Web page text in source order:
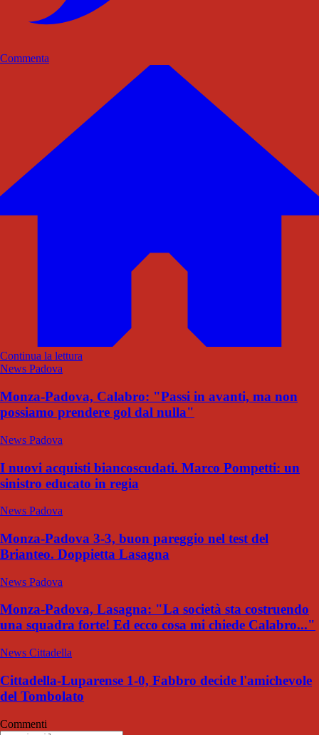
Commenta
Continua la lettura
News Padova
Monza-Padova, Calabro: "Passi in avanti, ma non
possiamo prendere gol dal nulla"
News Padova
I nuovi acquisti biancoscudati. Marco Pompetti: un
sinistro educato in regia
News Padova
Monza-Padova 3-3, buon pareggio nel test del
Brianteo. Doppietta Lasagna
News Padova
Monza-Padova, Lasagna: "La società sta costruendo
una squadra forte! Ed ecco cosa mi chiede Calabro..."
News Cittadella
Cittadella-Luparense 1-0, Fabbro decide l'amichevole
del Tombolato
Commenti